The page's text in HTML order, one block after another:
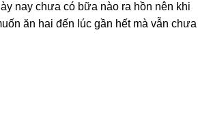
nay chưa có bữa nào ra hồn nên khi
ăn hai đến lúc ɡần hết mà vẫn chưa